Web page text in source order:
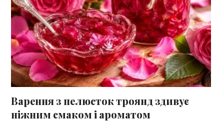
Варення з пелюсток троянд здивує
ніжним смаком і ароматом